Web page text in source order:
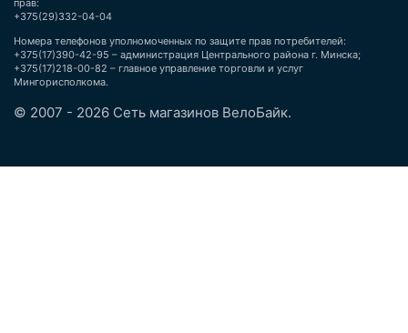
прав:
+375(29)332-04-04
Номера телефонов уполномоченных по защите прав потребителей:
+375(17)390-42-95 – администрация Центрального района г. Минска;
+375(17)218-00-82 – главное управление торговли и услуг
Мингорисполкома.
© 2007 - 2026 Сеть магазинов ВелоБайк.